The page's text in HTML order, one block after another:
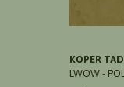
KOPER
LWOW -